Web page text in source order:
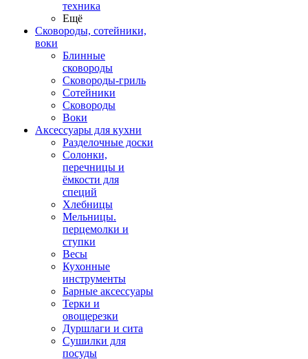
техника
Ещё
Сковороды, сотейники,
воки
Блинные
сковороды
Сковороды-гриль
Сотейники
Сковороды
Воки
Аксессуары для кухни
Разделочные доски
Солонки,
перечницы и
ёмкости для
специй
Хлебницы
Мельницы.
перцемолки и
ступки
Весы
Кухонные
инструменты
Барные аксессуары
Терки и
овощерезки
Дуршлаги и сита
Сушилки для
посуды